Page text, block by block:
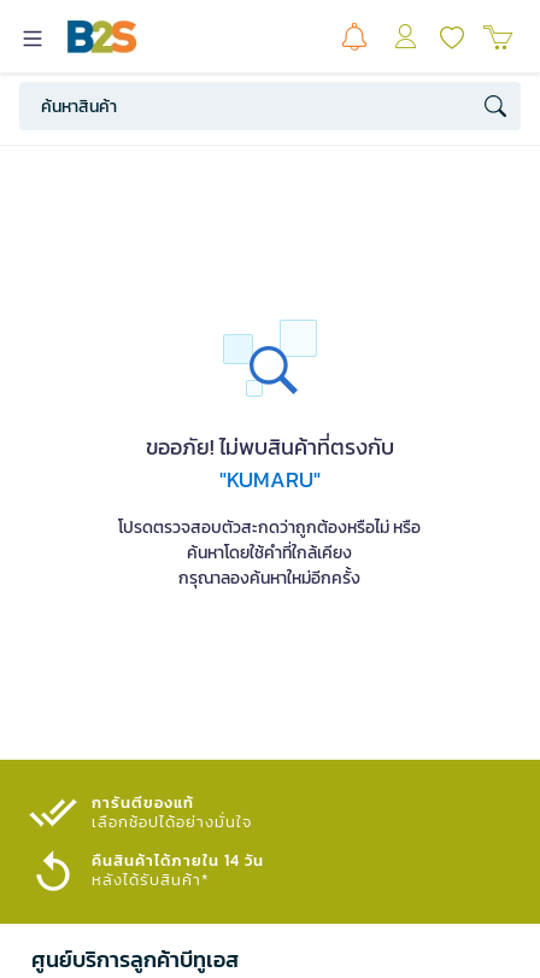
ขออภัย! ไม่พบสินค้าที่ตรงกับ
"KUMARU"
โปรดตรวจสอบตัวสะกดว่าถูกต้องหรือไม่ หรือ
ค้นหาโดยใช้คำที่ใกล้เคียง
กรุณาลองค้นหาใหม่อีกครั้ง
การันตีของแท้
เลือกช้อปได้อย่างมั่นใจ​
คืนสินค้าได้ภายใน 14 วัน
หลังได้รับสินค้า*
ศูนย์บริการลูกค้าบีทูเอส